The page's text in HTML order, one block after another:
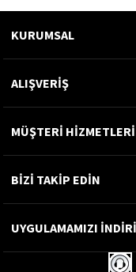
KURUMSAL
ALIŞVERİŞ
MÜŞTERİ HİZMETLERİ
BİZİ TAKİP EDİN
UYGULAMAMIZI